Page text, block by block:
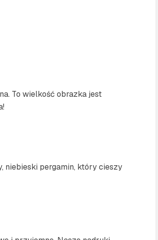
To wielkość obrazka jest
niebieski pergamin, który cieszy